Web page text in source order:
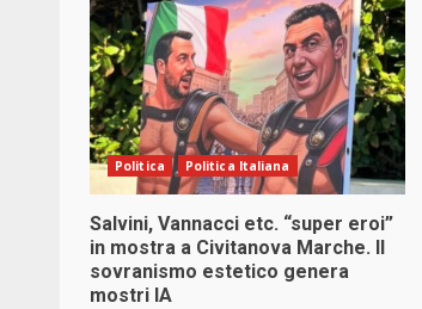
Politica Politica Italiana
Salvini, Vannacci etc. “super eroi”
in mostra a Civitanova Marche. Il
sovranismo estetico genera
mostri IA